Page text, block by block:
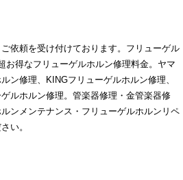
依頼を受け付けております。フリューゲル
お得なフリューゲルホルン修理料金。ヤマ
ン修理、KINGフリューゲルホルン修理、
ルホルン修理。管楽器修理・金管楽器修
ンメンテナンス・フリューゲルホルンリペ
い。